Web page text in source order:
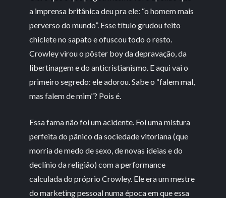
a imprensa britânica deu pra ele: “o homem mais
perverso do mundo”. Esse título grudou feito
chiclete no sapato e ofuscou todo o resto.
Crowley virou o pôster boy da depravação, da
libertinagem e do anticristianismo. E aqui vai o
primeiro segredo: ele adorou. Sabe o “falem mal,
mas falem de mim”? Pois é.
Essa fama não foi um acidente. Foi uma mistura
perfeita do pânico da sociedade vitoriana (que
morria de medo de sexo, de novas ideias e do
declínio da religião) com a performance
calculada do próprio Crowley. Ele era um mestre
do marketing pessoal numa época em que essa